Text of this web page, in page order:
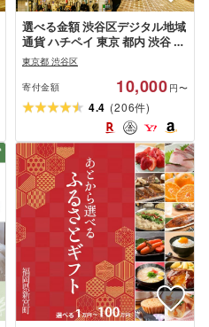
選べる金額 渋谷区デジタル地域
通貨 ハチペイ 東京 都内 渋谷 表
参道 原宿 恵比寿 代官山 飲食 ホ
テル 観光 レジャー PAY アプリ
オンライン キャッシュレス ス
マホ ポイント ポイ活 スマホ 便
利 簡単 デジタル 支払い 地域通
東京都 渋谷区
寄付金額 10,000 円〜
4.4 (206件)